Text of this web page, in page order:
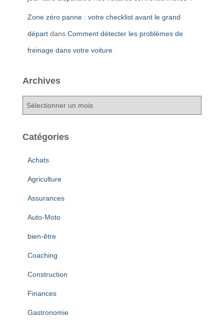
Zone zéro panne : votre checklist avant le grand
départ dans Comment détecter les problèmes de
freinage dans votre voiture
Archives
h
Catégories
Achats
Agriculture
Assurances
Auto-Moto
bien-être
Coaching
Construction
Finances
Gastronomie